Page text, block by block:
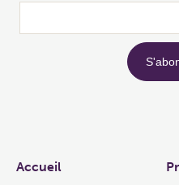
Links
Accueil